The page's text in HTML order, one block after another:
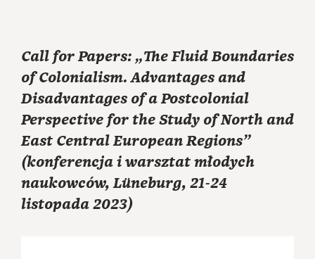
Call for Papers: „The Fluid Boundaries
of Colonialism. Advantages and
Disadvantages of a Postcolonial
Perspective for the Study of North and
East Central European Regions”
(konferencja i warsztat młodych
naukowców, Lüneburg, 21-24
listopada 2023)